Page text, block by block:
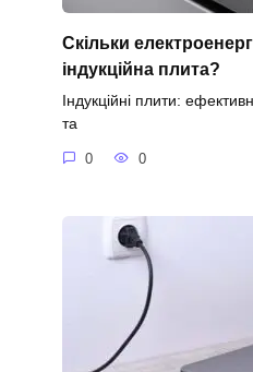
Скільки
індукційна плита?
Індукційні плити:
та
0 0